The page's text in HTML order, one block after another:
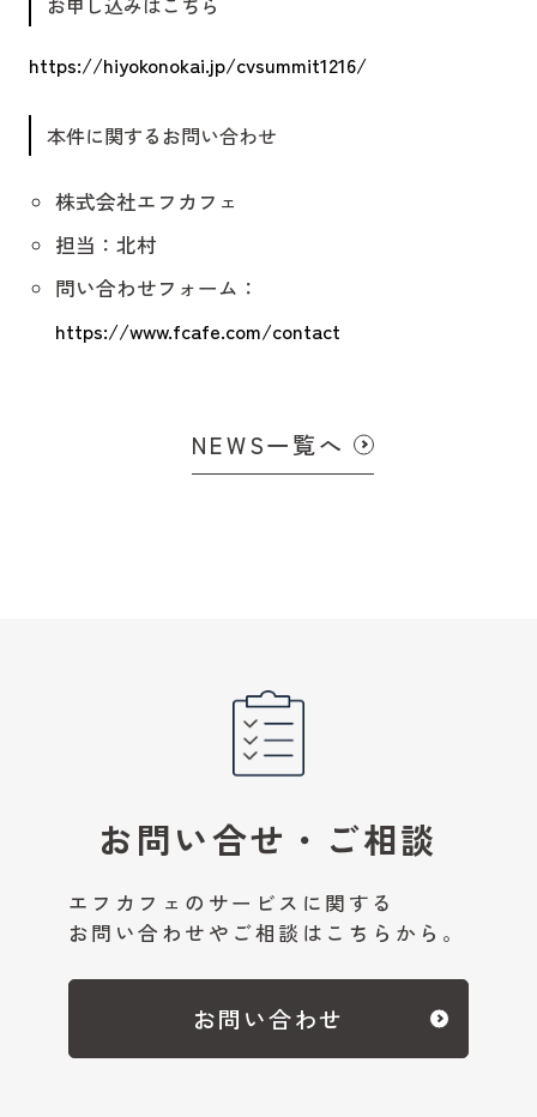
https://hiyokonokai.jp/cvsummit1216/
本件に関するお問い合わせ
株式会社エフカフェ
担当：北村
問い合わせフォーム：
https://www.fcafe.com/contact
NEWS一覧へ
お問い合せ・ご相談
エフカフェのサービスに関する
お問い合わせやご相談はこちらから。
お問い合わせ